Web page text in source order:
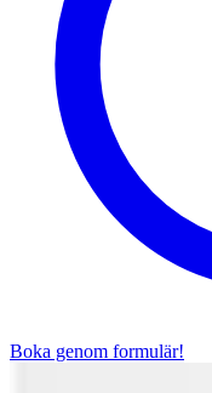
Boka genom formulär!